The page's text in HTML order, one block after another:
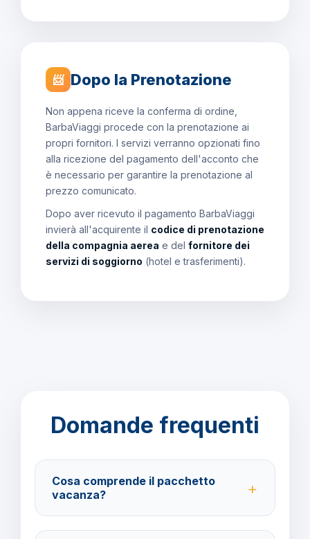
📨 Dopo la Prenotazione
Non appena riceve la conferma di ordine,
BarbaViaggi procede con la prenotazione ai
propri fornitori. I servizi verranno opzionati fino
alla ricezione del pagamento dell'acconto che
è necessario per garantire la prenotazione al
prezzo comunicato.
Dopo aver ricevuto il pagamento BarbaViaggi
invierà all'acquirente il codice di prenotazione
della compagnia aerea e del fornitore dei
servizi di soggiorno (hotel e trasferimenti).
Domande frequenti
Cosa comprende il pacchetto
vacanza?